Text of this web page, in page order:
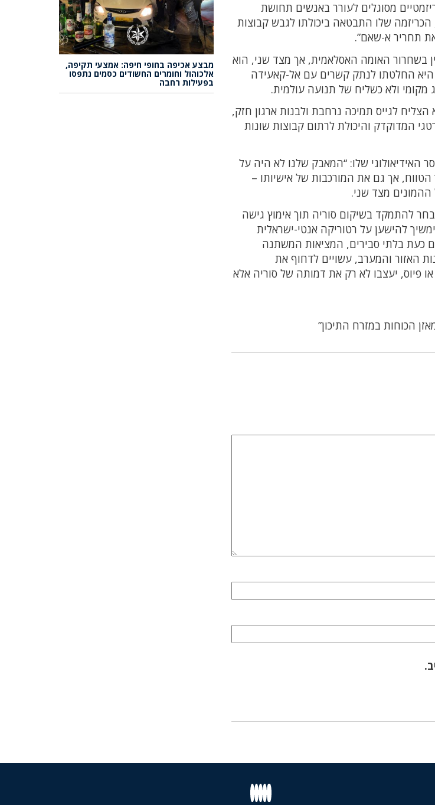
מסוגלים לעורר באנשים תחושת
שלו התבטאה ביכולתו לגבש קבוצות
תחריר א-שאם”.
בשחרור האומה האסלאמית, אך מצד שני, הוא
היא החלטתו לנתק קשרים עם אל-קאעידה
ולא כשליח של תנועה עולמית.
לגייס תמיכה נרחבת ולבנות ארגון חזק,
המדוקדק והיכולת לרתום קבוצות שונות
האידיאולוגי שלו: “המאבק שלנו לא היה על
אך גם את המורכבות של אישיותו –
מצד שני.
להתמקד בשיקום סוריה תוך אימוץ גישה
להישען על רטוריקה אנטי-ישראלית
כעת בלתי סבירים, המציאות המשתנה
האזור והמערב, עשויים לדחוף את
פיוס, יעצבו לא רק את דמותה של סוריה אלא
הכוחות במזרח התיכון”
מבצע אכיפה בחופי חיפה: אמצעי תקיפה,
אלכוהול וחומרים החשודים כסמים נתפסו
בפעילות רחבה